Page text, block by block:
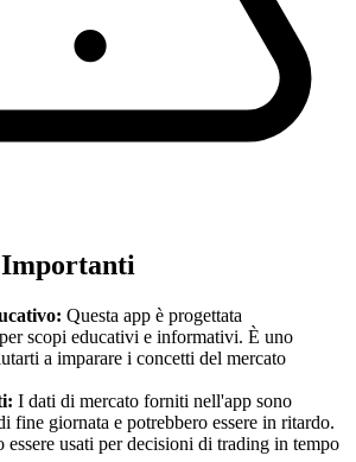
Questa app è progettata
scopi educativi e informativi. È uno
a imparare i concetti del mercato
I dati di mercato forniti nell'app sono
fine giornata e potrebbero essere in ritardo.
essere usati per decisioni di trading in tempo